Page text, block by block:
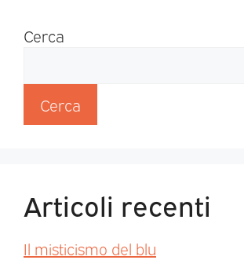
Cerca
Cerca
Articoli recenti
Il misticismo del blu